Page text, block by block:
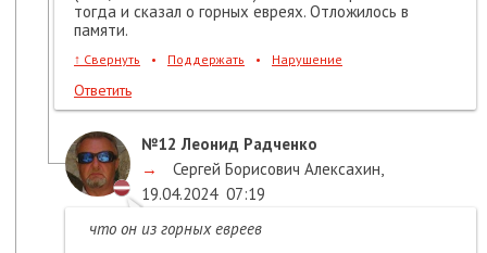
тогда и сказал о горных евреях. Отложилось в
памяти.
↑ Свернуть • Поддержать • Нарушение
Ответить
№12 Леонид Радченко
→
Сергей Борисович Алексахин,
19.04.2024 07:19
что он из горных евреев